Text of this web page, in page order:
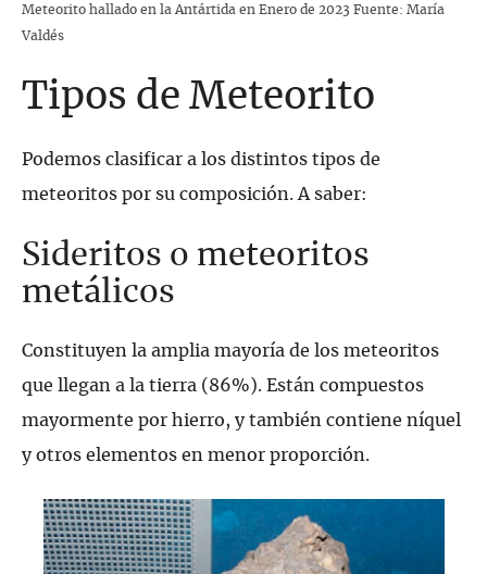
Meteorito hallado en la Antártida en Enero de 2023 Fuente: María
Valdés
Tipos de Meteorito
Podemos clasificar a los distintos tipos de
meteoritos por su composición. A saber:
Sideritos o meteoritos
metálicos
Constituyen la amplia mayoría de los meteoritos
que llegan a la tierra (86%). Están compuestos
mayormente por hierro, y también contiene níquel
y otros elementos en menor proporción.